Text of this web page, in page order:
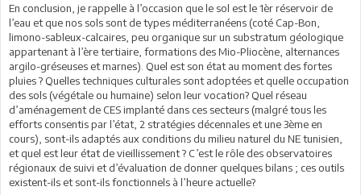
En conclusion, je rappelle à l’occasion que le sol est le 1èr réservoir de
l’eau et que nos sols sont de types méditerranéens (coté Cap-Bon,
limono-sableux-calcaires, peu organique sur un substratum géologique
appartenant à l’ère tertiaire, formations des Mio-Pliocène, alternances
argilo-gréseuses et marnes). Quel est son état au moment des fortes
pluies ? Quelles techniques culturales sont adoptées et quelle occupation
des sols (végétale ou humaine) selon leur vocation? Quel réseau
d’aménagement de CES implanté dans ces secteurs (malgré tous les
efforts consentis par l’état, 2 stratégies décennales et une 3ème en
cours), sont-ils adaptés aux conditions du milieu naturel du NE tunisien,
et quel est leur état de vieillissement ? C’est le rôle des observatoires
régionaux de suivi et d’évaluation de donner quelques bilans ; ces outils
existent-ils et sont-ils fonctionnels à l’heure actuelle?